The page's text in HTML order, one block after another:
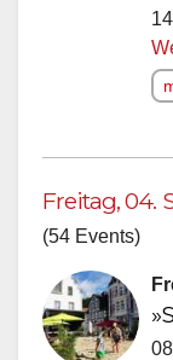
Freitag, 04.
(54 Events)